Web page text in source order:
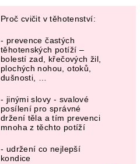
Proč cvičit v těhotenství:
- prevence častých
těhotenských potíží –
bolestí zad, křečových žil,
plochých nohou, otoků,
dušnosti, …
- jinými slovy - svalové
posílení pro správné
držení těla a tím prevenci
mnoha z těchto potíží
- udržení co nejlepší
kondice